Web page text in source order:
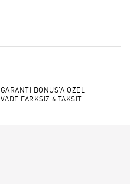
GARANTİ BONUS'A ÖZEL
VADE FARKSIZ 6 TAKSİT